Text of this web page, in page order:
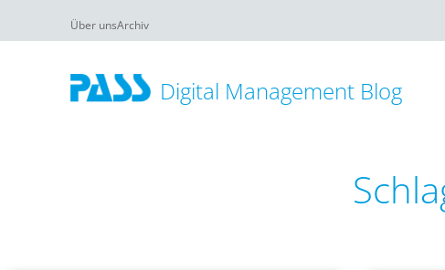
Über unsArchiv
Digital Management Blog